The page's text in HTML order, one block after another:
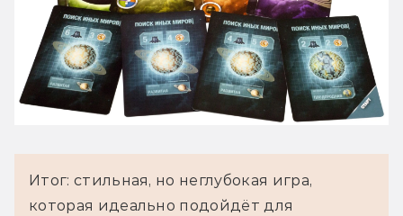
Итог: стильная, но неглубокая игра,
которая идеально подойдёт для